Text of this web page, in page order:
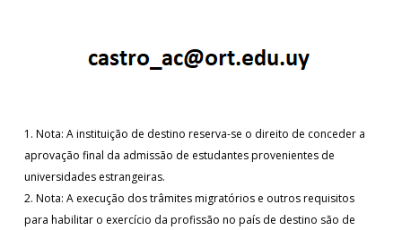
1. Nota: A instituição de destino reserva-se o direito de conceder a
aprovação final da admissão de estudantes provenientes de
universidades estrangeiras.
2. Nota: A execução dos trâmites migratórios e outros requisitos
para habilitar o exercício da profissão no país de destino são de